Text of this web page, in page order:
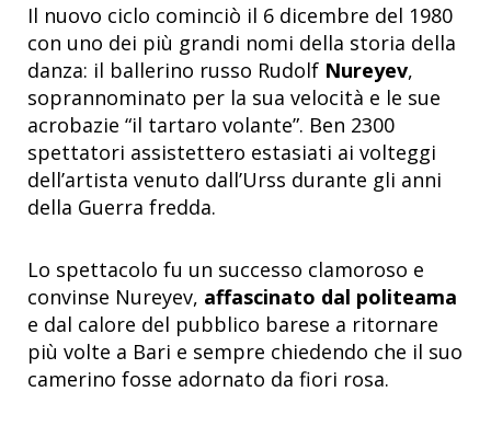
Il nuovo ciclo cominciò il 6 dicembre del 1980
con uno dei più grandi nomi della storia della
danza: il ballerino russo Rudolf Nureyev,
soprannominato per la sua velocità e le sue
acrobazie “il tartaro volante”. Ben 2300
spettatori assistettero estasiati ai volteggi
dell’artista venuto dall’Urss durante gli anni
della Guerra fredda.
Lo spettacolo fu un successo clamoroso e
convinse Nureyev, affascinato dal politeama
e dal calore del pubblico barese a ritornare
più volte a Bari e sempre chiedendo che il suo
camerino fosse adornato da fiori rosa.